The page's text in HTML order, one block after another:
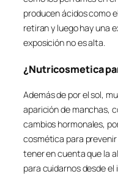
producen ácidos como
retiran y luego hay una
exposición no es alta.
¿Nutricosmetica
Además de por el sol,
aparición de manchas,
cambios hormonales,
cosmética para
tener en cuenta que la
para cuidarnos desde el